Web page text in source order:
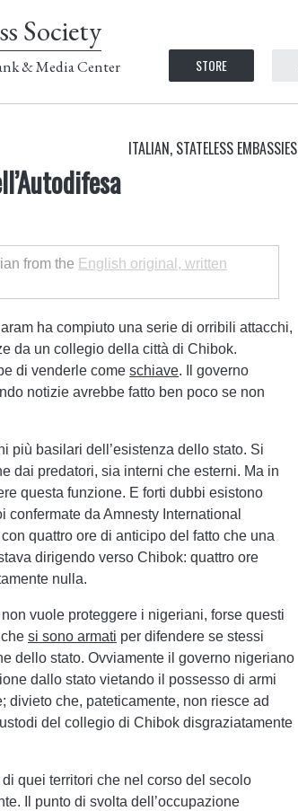
Society
& Media Center STORE
ITALIAN, STATELESS EMBASSIES
from the English original, written
ha compiuto una serie di orribili attacchi,
da un collegio della città di Chibok.
di venderle come schiave. Il governo
notizie avrebbe fatto ben poco se non
più basilari dell’esistenza dello stato. Si
dai predatori, sia interni che esterni. Ma in
questa funzione. E forti dubbi esistono
da Amnesty International
quattro ore di anticipo del fatto che una
dirigendo verso Chibok: quattro ore
nulla.
vuole proteggere i nigeriani, forse questi
si sono armati per difendere se stessi
dello stato. Ovviamente il governo nigeriano
dallo stato vietando il possesso di armi
che, pateticamente, non riesce ad
del collegio di Chibok disgraziatamente
quei territori che nel corso del secolo
Il punto di svolta dell’occupazione